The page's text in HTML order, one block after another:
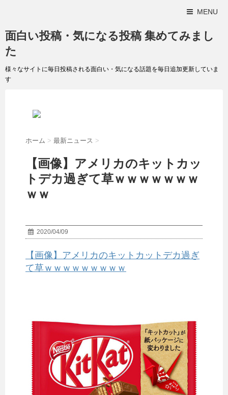
MENU
面白い投稿・気になる投稿 集めてみまし
た
様々なサイトに毎日投稿される面白い・気になる話題を毎日追加更新していま
す
ホーム > 最新ニュース >
【画像】アメリカのキットカッ
トデカ過ぎて草ｗｗｗｗｗｗｗ
ｗｗ
2020/04/09
【画像】アメリカのキットカットデカ過ぎ
て草ｗｗｗｗｗｗｗｗｗ